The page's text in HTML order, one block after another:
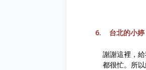
6. 台北的小婷
謝謝這裡，
都很忙。所